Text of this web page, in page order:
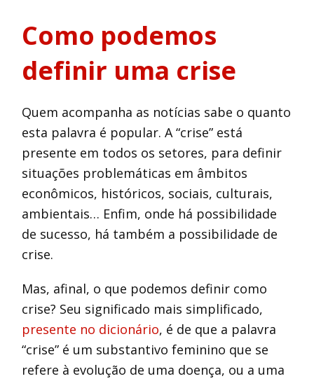
Como podemos
definir uma crise
Quem acompanha as notícias sabe o quanto
esta palavra é popular. A “crise” está
presente em todos os setores, para definir
situações problemáticas em âmbitos
econômicos, históricos, sociais, culturais,
ambientais… Enfim, onde há possibilidade
de sucesso, há também a possibilidade de
crise.
Mas, afinal, o que podemos definir como
crise? Seu significado mais simplificado,
presente no dicionário, é de que a palavra
“crise” é um substantivo feminino que se
refere à evolução de uma doença, ou a uma